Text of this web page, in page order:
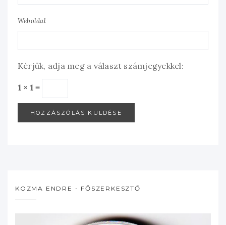
Weboldal
Kérjük, adja meg a választ számjegyekkel:
1 × 1 =
KOZMA ENDRE - FŐSZERKESZTŐ